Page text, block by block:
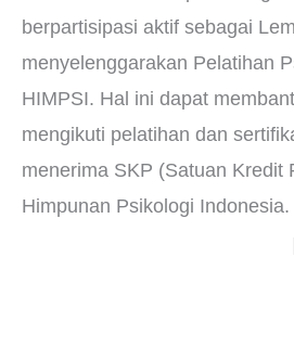
berpartisipasi aktif sebagai
menyelenggarakan Pelatihan
HIMPSI. Hal ini dapat
mengikuti pelatihan dan
menerima SKP (Satuan Kredit
Himpunan Psikologi Indonesia.